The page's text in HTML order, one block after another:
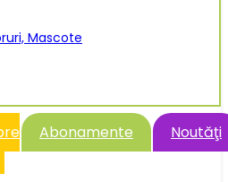
Mascote
Abonamente Noutăţi